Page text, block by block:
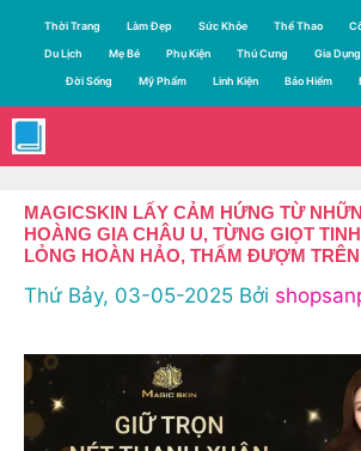
dung
Thời Trang Làm Đẹp Sức Khỏe Thể Thao
Du Lịch Mẹ Bé Phụ Kiện Thú Cưng Gia Dụng
Đời Sống Mỹ Phẩm Linh Kiện Bảo Hiểm
MAGICSKIN LẤY CẢM HỨNG TỪ
HOÀNG GIA CHÂU U, TỪNG GIỌT
LỎNG HOÀN HẢO, THẤM ĐƯỢM
Thứ Bảy, 03-05-2025 Bởi